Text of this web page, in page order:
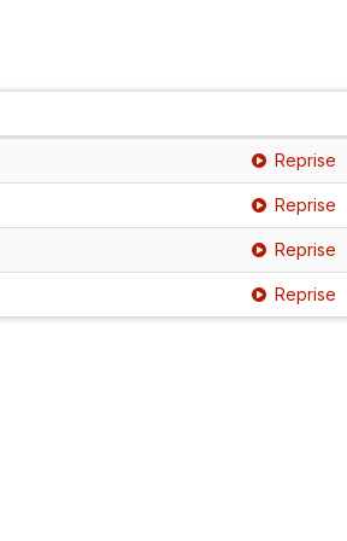
Reprise
Reprise
Reprise
Reprise